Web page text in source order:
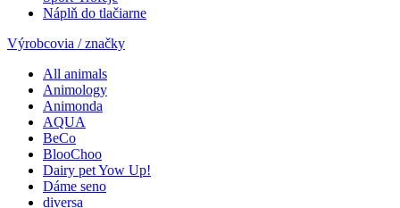
Náplň do tlačiarne
Výrobcovia / značky
All animals
Animology
Animonda
AQUA
BeCo
BlooChoo
Dairy pet Yow Up!
Dáme seno
diversa